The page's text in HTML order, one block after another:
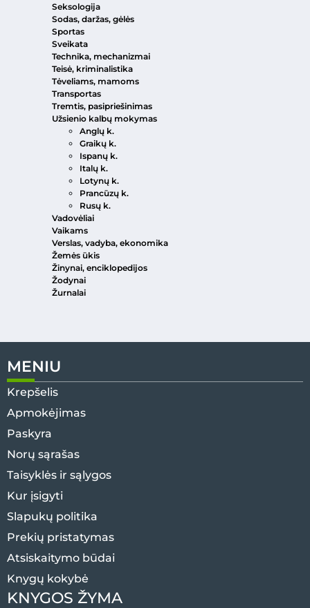
Seksologija
Sodas, daržas, gėlės
Sportas
Sveikata
Technika, mechanizmai
Teisė, kriminalistika
Tėveliams, mamoms
Transportas
Tremtis, pasipriešinimas
Užsienio kalbų mokymas
Anglų k.
Graikų k.
Ispanų k.
Italų k.
Lotynų k.
Prancūzų k.
Rusų k.
Vadovėliai
Vaikams
Verslas, vadyba, ekonomika
Žemės ūkis
Žinynai, enciklopedijos
Žodynai
Žurnalai
MENIU
Krepšelis
Apmokėjimas
Paskyra
Norų sąrašas
Taisyklės ir sąlygos
Kur įsigyti
Slapukų politika
Prekių pristatymas
Atsiskaitymo būdai
Knygų kokybė
KNYGOS ŽYMA